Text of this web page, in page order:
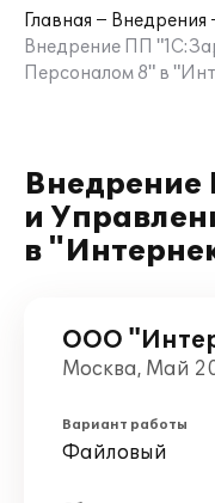
Главная
Внедрения
Внедрение ПП
Персоналом 8" в
и
в
ООО
Москва, Май
Вариант работы
Файловый